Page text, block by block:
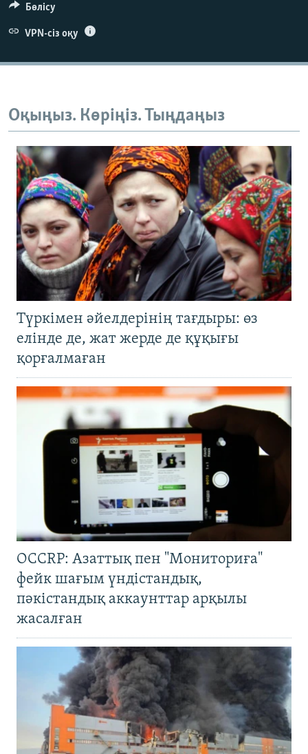
Бөлісу
VPN-сіз оқу
Оқыңыз. Көріңіз. Тыңдаңыз
Түркімен әйелдерінің тағдыры: өз
елінде де, жат жерде де құқығы
қорғалмаған
OCCRP: Азаттық пен "Мониториға"
фейк шағым үндістандық,
пәкістандық аккаунттар арқылы
жасалған